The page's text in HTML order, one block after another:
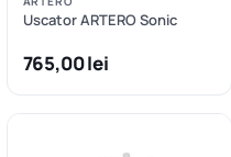
Uscator ARTERO Sonic
765,00 lei